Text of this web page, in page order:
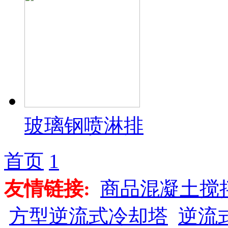
玻璃钢喷淋排
首页 1
友情链接: 商品混凝土搅
方型逆流式冷却塔 逆流